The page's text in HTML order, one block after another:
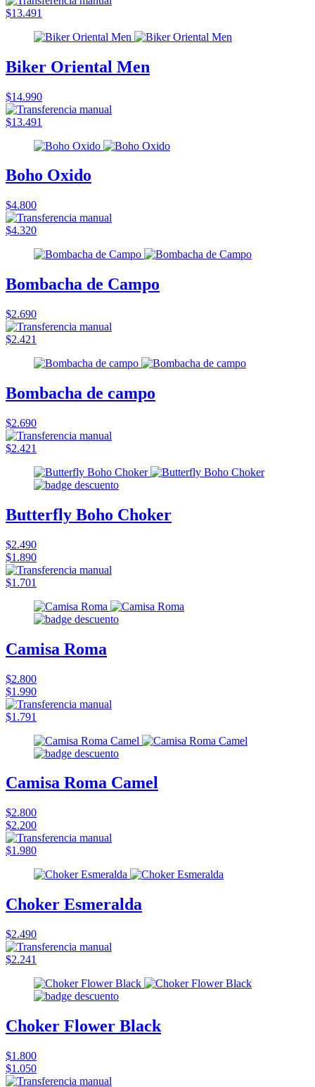
$13.491
Biker Oriental Men
$14.990
$13.491
Boho Oxido
$4.800
$4.320
Bombacha de Campo
$2.690
$2.421
Bombacha de campo
$2.690
$2.421
Butterfly Boho Choker
$2.490
$1.890
$1.701
Camisa Roma
$2.800
$1.990
$1.791
Camisa Roma Camel
$2.800
$2.200
$1.980
Choker Esmeralda
$2.490
$2.241
Choker Flower Black
$1.800
$1.050